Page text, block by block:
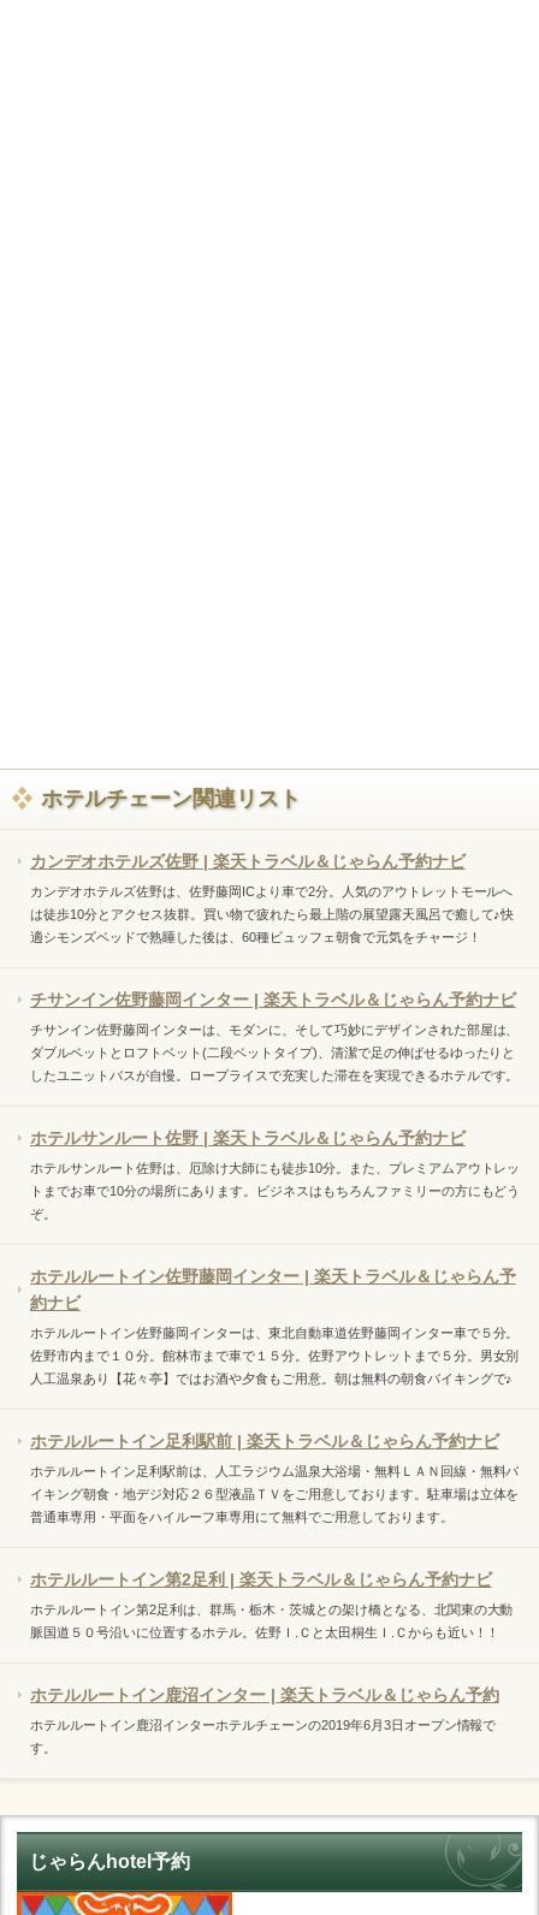
ホテルチェーン関連リスト
カンデオホテルズ佐野 | 楽天トラベル＆じゃらん予約ナビ
カンデオホテルズ佐野は、佐野藤岡ICより車で2分。人気のアウトレットモールへ
は徒歩10分とアクセス抜群。買い物で疲れたら最上階の展望露天風呂で癒して♪快
適シモンズベッドで熟睡した後は、60種ビュッフェ朝食で元気をチャージ！
チサンイン佐野藤岡インター | 楽天トラベル＆じゃらん予約ナビ
チサンイン佐野藤岡インターは、モダンに、そして巧妙にデザインされた部屋は、
ダブルベットとロフトベット(二段ベットタイプ)、清潔で足の伸ばせるゆったりと
したユニットバスが自慢。ロープライスで充実した滞在を実現できるホテルです。
ホテルサンルート佐野 | 楽天トラベル＆じゃらん予約ナビ
ホテルサンルート佐野は、厄除け大師にも徒歩10分。また、プレミアムアウトレッ
トまでお車で10分の場所にあります。ビジネスはもちろんファミリーの方にもどう
ぞ。
ホテルルートイン佐野藤岡インター | 楽天トラベル＆じゃらん予
約ナビ
ホテルルートイン佐野藤岡インターは、東北自動車道佐野藤岡インター車で５分。
佐野市内まで１０分。館林市まで車で１５分。佐野アウトレットまで５分。男女別
人工温泉あり【花々亭】ではお酒や夕食もご用意。朝は無料の朝食バイキングで♪
ホテルルートイン足利駅前 | 楽天トラベル＆じゃらん予約ナビ
ホテルルートイン足利駅前は、人工ラジウム温泉大浴場・無料ＬＡＮ回線・無料バ
イキング朝食・地デジ対応２６型液晶ＴＶをご用意しております。駐車場は立体を
普通車専用・平面をハイルーフ車専用にて無料でご用意しております。
ホテルルートイン第2足利 | 楽天トラベル＆じゃらん予約ナビ
ホテルルートイン第2足利は、群馬・栃木・茨城との架け橋となる、北関東の大動
脈国道５０号沿いに位置するホテル。佐野Ｉ.Ｃと太田桐生Ｉ.Ｃからも近い！！
ホテルルートイン鹿沼インター | 楽天トラベル＆じゃらん予約
ホテルルートイン鹿沼インターホテルチェーンの2019年6月3日オープン情報で
す。
じゃらんhotel予約